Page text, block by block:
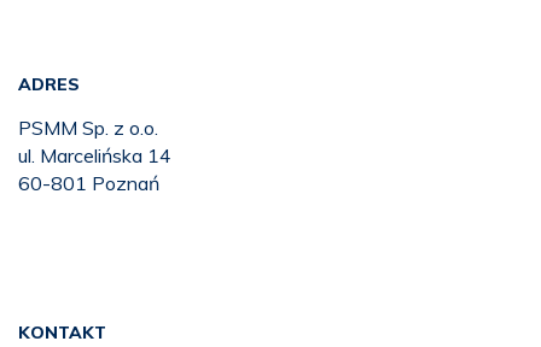
ADRES
PSMM Sp. z o.o.
ul. Marcelińska 14
60-801 Poznań
KONTAKT